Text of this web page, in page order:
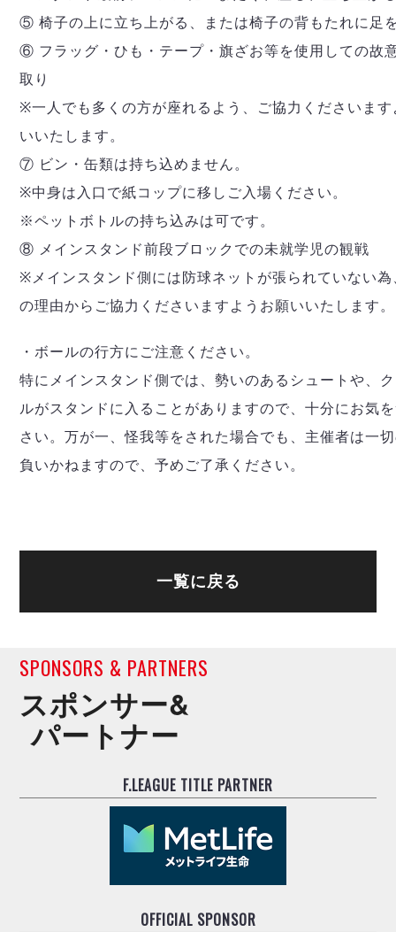
⑤ 椅子の上に立ち上がる、または椅子の背もたれに足
⑥ フラッグ・ひも・テープ・旗ざお等を使用しての故
取り
※一人でも多くの方が座れるよう、ご協力くださいます
いいたします。
⑦ ビン・缶類は持ち込めません。
※中身は入口で紙コップに移しご入場ください。
※ペットボトルの持ち込みは可です。
⑧ メインスタンド前段ブロックでの未就学児の観戦
※メインスタンド側には防球ネットが張られていない為
の理由からご協力くださいますようお願いいたします。
・ボールの行方にご注意ください。
特にメインスタンド側では、勢いのあるシュートや、
ルがスタンドに入ることがありますので、十分にお気
さい。万が一、怪我等をされた場合でも、主催者は一
負いかねますので、予めご了承ください。
一覧に戻る
SPONSORS & PARTNERS
スポンサー&
パートナー
F.LEAGUE TITLE PARTNER
OFFICIAL SPONSOR